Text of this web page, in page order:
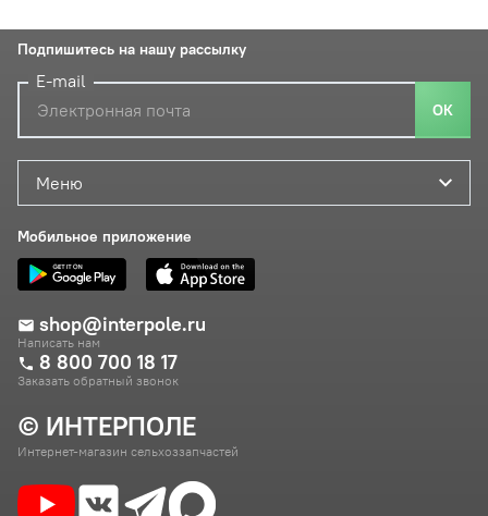
© ИНТЕРПОЛЕ
Интернет-магазин сельхоззапчастей
Меню
Мобильное приложение
shop@interpole.ru
Написать нам
8 800 700 18 17
Заказать обратный звонок
Подпишитесь на нашу рассылку
E-mail
ОК